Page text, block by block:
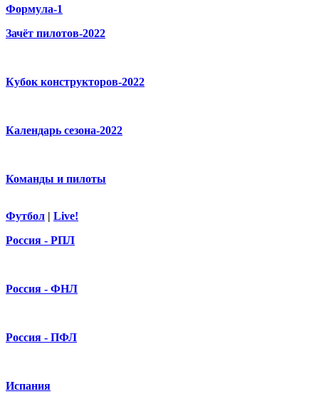
Формула-1
Зачёт пилотов-2022
Кубок конструкторов-2022
Календарь сезона-2022
Команды и пилоты
Футбол | Live!
Россия - РПЛ
Россия - ФНЛ
Россия - ПФЛ
Испания